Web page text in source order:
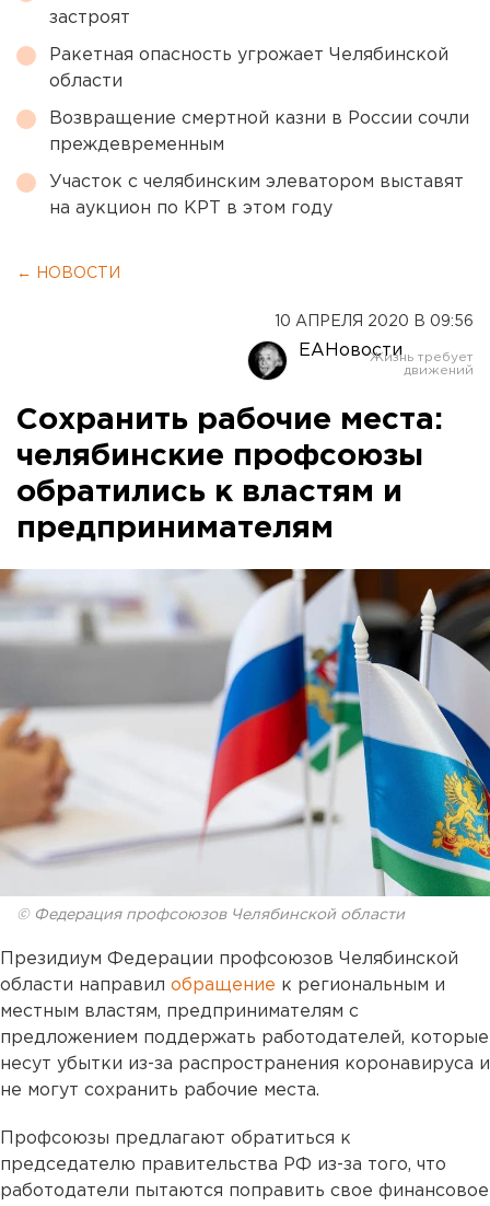
застроят
Ракетная опасность угрожает Челябинской
области
Возвращение смертной казни в России сочли
преждевременным
Участок с челябинским элеватором выставят
на аукцион по КРТ в этом году
← НОВОСТИ
10 АПРЕЛЯ 2020 В 09:56
ЕАНовости
Сохранить рабочие места:
челябинские профсоюзы
обратились к властям и
предпринимателям
© Федерация профсоюзов Челябинской области
Президиум Федерации профсоюзов Челябинской
области направил обращение к региональным и
местным властям, предпринимателям с
предложением поддержать работодателей, которые
несут убытки из-за распространения коронавируса и
не могут сохранить рабочие места.
Профсоюзы предлагают обратиться к
председателю правительства РФ из-за того, что
работодатели пытаются поправить свое финансовое